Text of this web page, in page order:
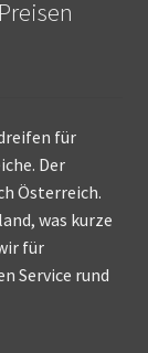
für
Der
Österreich.
was kurze
für
Service rund